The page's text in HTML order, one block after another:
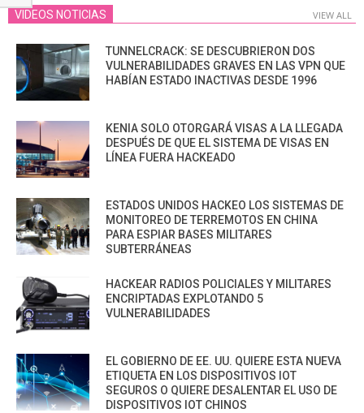
VIDEOS NOTICIAS VIEW ALL
TUNNELCRACK: SE DESCUBRIERON DOS
VULNERABILIDADES GRAVES EN LAS VPN QUE
HABÍAN ESTADO INACTIVAS DESDE 1996
KENIA SOLO OTORGARÁ VISAS A LA LLEGADA
DESPUÉS DE QUE EL SISTEMA DE VISAS EN
LÍNEA FUERA HACKEADO
ESTADOS UNIDOS HACKEO LOS SISTEMAS DE
MONITOREO DE TERREMOTOS EN CHINA
PARA ESPIAR BASES MILITARES
SUBTERRÁNEAS
HACKEAR RADIOS POLICIALES Y MILITARES
ENCRIPTADAS EXPLOTANDO 5
VULNERABILIDADES
EL GOBIERNO DE EE. UU. QUIERE ESTA NUEVA
ETIQUETA EN LOS DISPOSITIVOS IOT
SEGUROS O QUIERE DESALENTAR EL USO DE
DISPOSITIVOS IOT CHINOS